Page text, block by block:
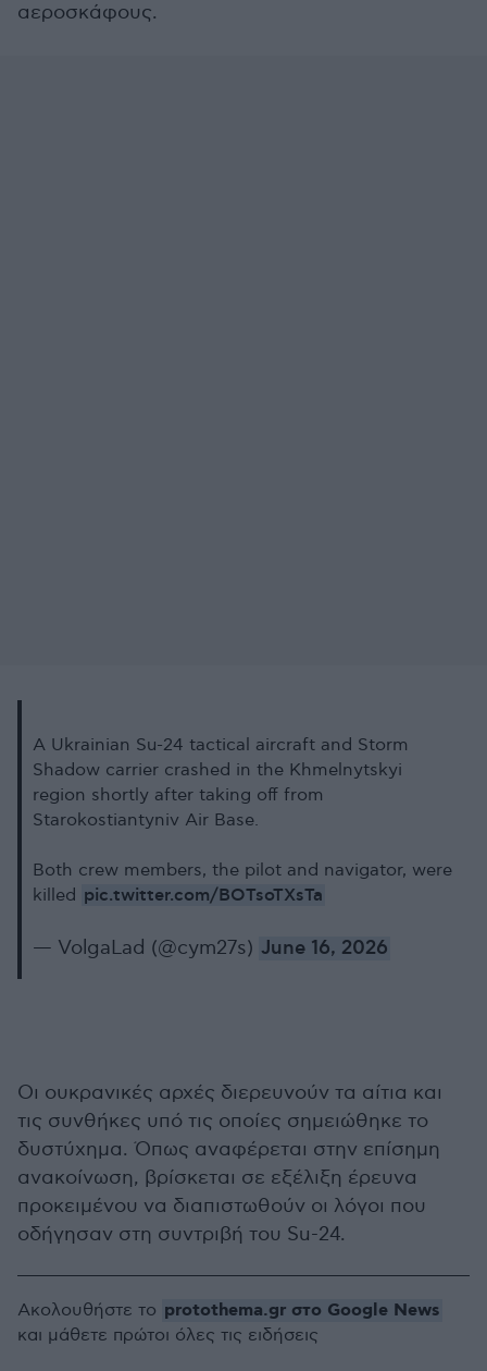
αεροσκάφους.
A Ukrainian Su-24 tactical aircraft and Storm
Shadow carrier crashed in the Khmelnytskyi
region shortly after taking off from
Starokostiantyniv Air Base.
Both crew members, the pilot and navigator, were
killed pic.twitter.com/BOTsoTXsTa
— VolgaLad (@cym27s) June 16, 2026
Οι ουκρανικές αρχές διερευνούν τα αίτια και
τις συνθήκες υπό τις οποίες σημειώθηκε το
δυστύχημα. Όπως αναφέρεται στην επίσημη
ανακοίνωση, βρίσκεται σε εξέλιξη έρευνα
προκειμένου να διαπιστωθούν οι λόγοι που
οδήγησαν στη συντριβή του Su-24.
Ακολουθήστε το protothema.gr στο Google News
και μάθετε πρώτοι όλες τις ειδήσεις